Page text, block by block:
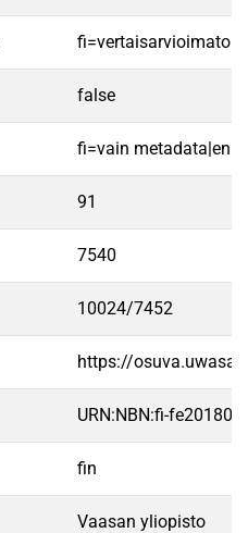
false
fi=vain
91
7540
10024/7452
https://
URN:NBN:fi-
fin
Vaasan yliopisto